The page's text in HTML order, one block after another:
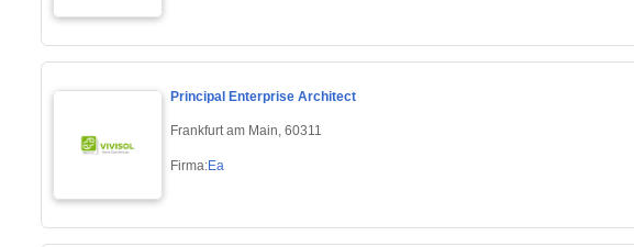
Principal Enterprise Architect
Frankfurt am Main, 60311
Firma:Ea